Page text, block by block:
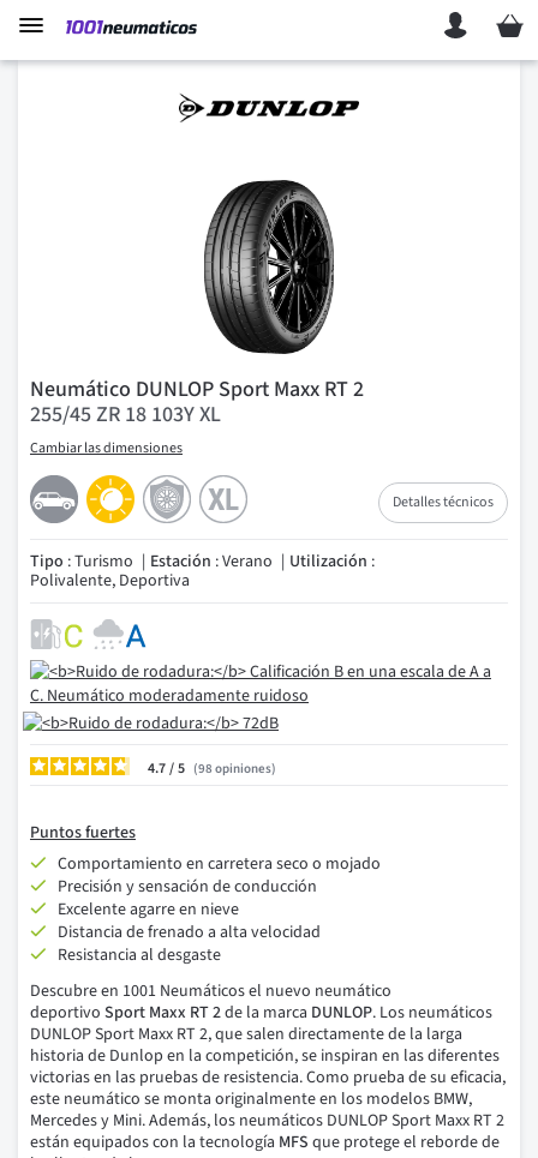
Mi
Neumático DUNLOP Sport Maxx RT 2
255/45 ZR 18 103Y XL
Cambiar las dimensiones
Detalles técnicos
Tipo : Turismo Estación : Verano Utilización :
Polivalente, Deportiva
4.7/ 98 opiniones
Puntos fuertes
Comportamiento en carretera seco o mojado
Precisión y sensación de conducción
Excelente agarre en nieve
Distancia de frenado a alta velocidad
Resistancia al desgaste
Descubre en 1001 Neumáticos el nuevo neumático
deportivo Sport Maxx RT 2de la marca DUNLOP. Los neumáticos
DUNLOP Sport Maxx RT 2, que salen directamente de la larga
historia de Dunlop en la competición, se inspiran en las diferentes
victorias en las pruebas de resistencia.Como prueba de su eficacia,
este neumático se monta originalmente en los modelos BMW,
Mercedes y Mini.Además, los neumáticos DUNLOP Sport Maxx RT 2
están equipados con la tecnología MFS que protege el reborde de